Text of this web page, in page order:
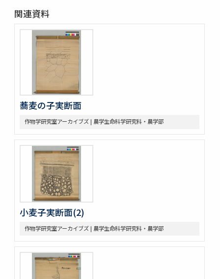
関連資料
蕎麦の子実断面
作物学研究室アーカイブズ | 農学生命科学研究科・農学部
小麦子実断面(2)
作物学研究室アーカイブズ | 農学生命科学研究科・農学部